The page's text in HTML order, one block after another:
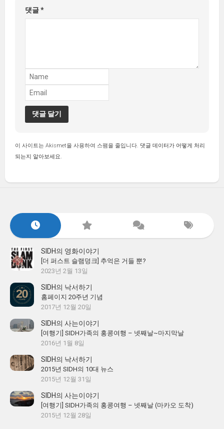
댓글*
이 사이트는 Akismet을 사용하여 스팸을 줄입니다. 댓글 데이터가 어떻게 처리
되는지 알아보세요.
SIDH의 영화이야기
[더 퍼스트 슬램덩크] 추억은 거들 뿐?
2023년 2월 13일
SIDH의 낙서하기
홈페이지 20주년 기념
2017년 12월 20일
SIDH의 사는이야기
[여행기] SIDH가족의 홍콩여행 – 넷째날~마지막날
2016년 1월 8일
SIDH의 낙서하기
2015년 SIDH의 10대 뉴스
2015년 12월 31일
SIDH의 사는이야기
[여행기] SIDH가족의 홍콩여행 – 넷째날 (마카오 도착)
2015년 12월 28일